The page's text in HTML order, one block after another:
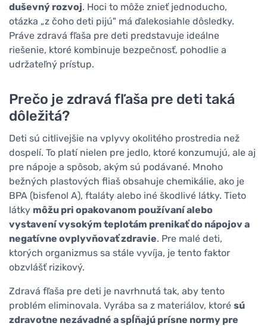
duševný rozvoj. Hoci to môže znieť jednoducho,
otázka „z čoho deti pijú" má ďalekosiahle dôsledky.
Práve zdravá fľaša pre deti predstavuje ideálne
riešenie, ktoré kombinuje bezpečnosť, pohodlie a
udržateľný prístup.
Prečo je zdravá fľaša pre deti taká
dôležitá?
Deti sú citlivejšie na vplyvy okolitého prostredia než
dospelí. To platí nielen pre jedlo, ktoré konzumujú, ale aj
pre nápoje a spôsob, akým sú podávané. Mnoho
bežných plastových fliaš obsahuje chemikálie, ako je
BPA (bisfenol A), ftaláty alebo iné škodlivé látky. Tieto
látky môžu pri opakovanom používaní alebo
vystavení vysokým teplotám prenikať do nápojov a
negatívne ovplyvňovať zdravie. Pre malé deti,
ktorých organizmus sa stále vyvíja, je tento faktor
obzvlášť rizikový.
Zdravá fľaša pre deti je navrhnutá tak, aby tento
problém eliminovala. Vyrába sa z materiálov, ktoré sú
zdravotne nezávadné a spĺňajú prísne normy pre